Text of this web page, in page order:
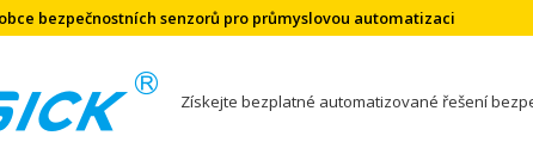
bezpečnostních senzorů pro průmyslovou automatizaci
Získejte bezplatné automatizované řešení